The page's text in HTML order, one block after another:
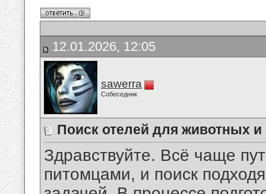
12.01.2026, 12:05
sawerra
Собеседник
Поиск отелей для животных
Здравствуйте. Всё чаще
питомцами, и поиск